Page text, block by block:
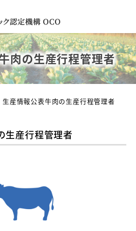
肉の生産行程管理者
生産情報公表牛肉の生産行程管理者
生産行程管理者